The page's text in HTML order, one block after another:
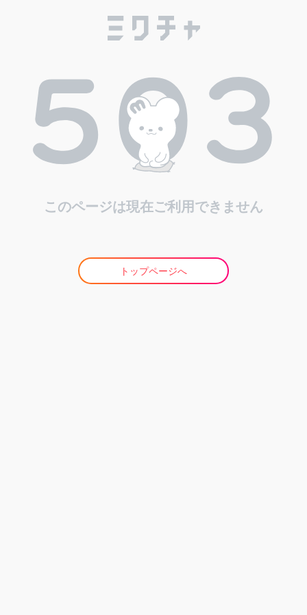
このページは現在ご利用できません